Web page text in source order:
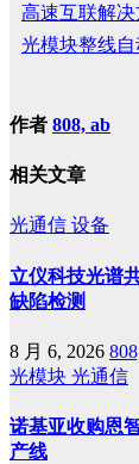
高速互联解决
光模块整线
作者 808, ab
相关文章
光通信 设备
立仪科技光谱
缺陷检测
8 月 6, 2026
光模块 光通信
诺基亚收购恩
产线